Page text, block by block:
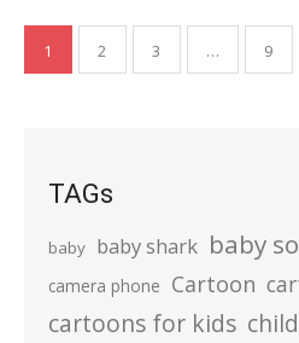
Posts
pagination
1 2 3 … 9
TAGs
baby baby shark baby
camera phone Cartoon
cartoons for kids